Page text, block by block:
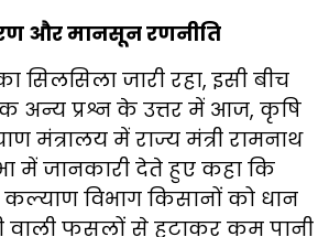
और मानसून रणनीति
सिलसिला जारी रहा, इसी बीच
प्रश्न के उत्तर में आज, कृषि
मंत्रालय में राज्य मंत्री रामनाथ
में जानकारी देते हुए कहा कि
विभाग किसानों को धान
वाली फसलों से हटाकर कम पानी